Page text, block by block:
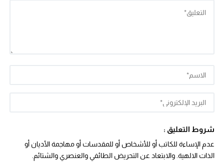
شروط التعليق :
عدم الإساءة للكاتب أو للأشخاص أو للمقدسات أو مهاجمة الأديان أو
الذات الالهية. والابتعاد عن التحريض الطائفي والعنصري والشتائم.